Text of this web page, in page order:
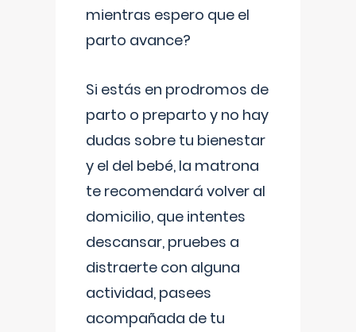
mientras espero que el
parto avance?
Si estás en prodromos de
parto o preparto y no hay
dudas sobre tu bienestar
y el del bebé, la matrona
te recomendará volver al
domicilio, que intentes
descansar, pruebes a
distraerte con alguna
actividad, pasees
acompañada de tu